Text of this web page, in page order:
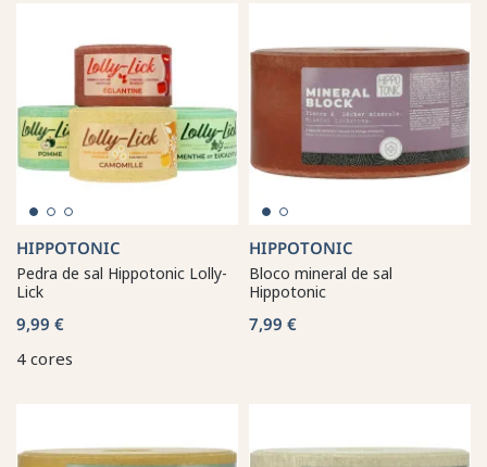
HIPPOTONIC
Pedra de sal Hippotonic Lolly-
Lick
9,99 €
4 cores
HIPPOTONIC
Bloco mineral de sal
Hippotonic
7,99 €